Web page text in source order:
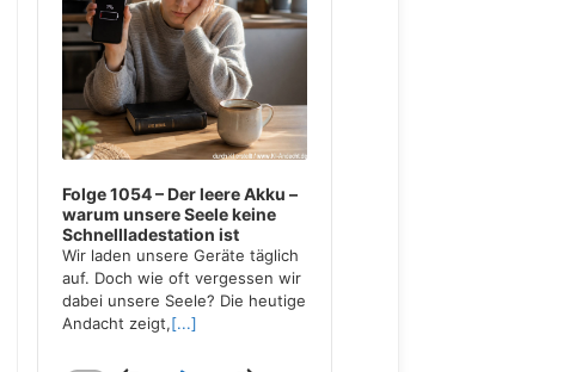
Folge 1054 – Der leere Akku –
warum unsere Seele keine
Schnellladestation ist
Wir laden unsere Geräte täglich
auf. Doch wie oft vergessen wir
dabei unsere Seele? Die heutige
Andacht zeigt,[...]